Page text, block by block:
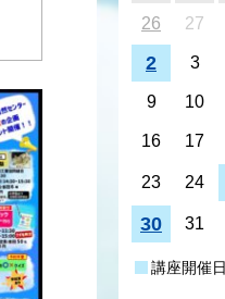
26
27
2 3
9 10
16 17
23 24
30 31
講座開催日